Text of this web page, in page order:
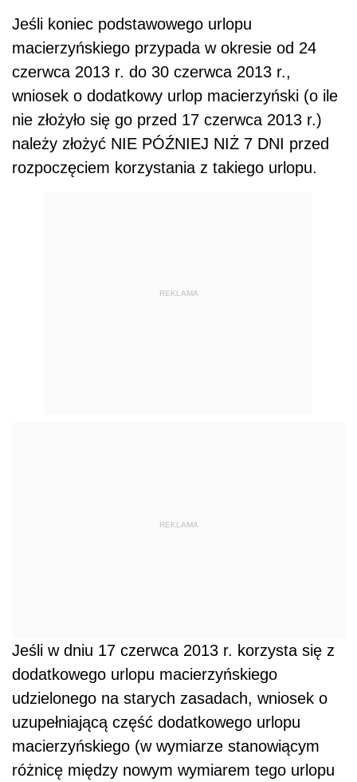
Jeśli koniec podstawowego urlopu
macierzyńskiego przypada w okresie od 24
czerwca 2013 r. do 30 czerwca 2013 r.,
wniosek o dodatkowy urlop macierzyński (o ile
nie złożyło się go przed 17 czerwca 2013 r.)
należy złożyć NIE PÓŹNIEJ NIŻ 7 DNI przed
rozpoczęciem korzystania z takiego urlopu.
REKLAMA
REKLAMA
Jeśli w dniu 17 czerwca 2013 r. korzysta się z
dodatkowego urlopu macierzyńskiego
udzielonego na starych zasadach, wniosek o
uzupełniającą część dodatkowego urlopu
macierzyńskiego (w wymiarze stanowiącym
różnicę między nowym wymiarem tego urlopu